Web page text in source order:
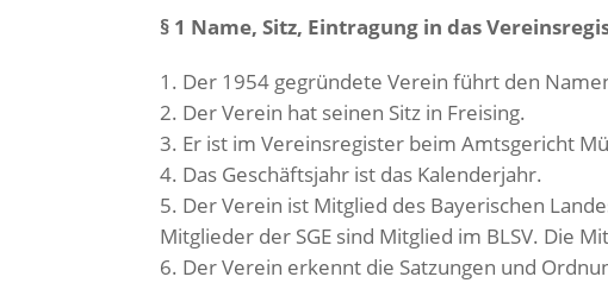
§ 1 Name, Sitz, Eintragung in das
Der 1954 gegründete Verein führt den
Der Verein hat seinen Sitz in Freising.
Er ist im Vereinsregister beim Amtsgericht
Das Geschäftsjahr ist das Kalenderjahr.
Der Verein ist Mitglied des Bayerischen
Mitglieder der SGE sind Mitglied im BLSV. Die
Der Verein erkennt die Satzungen und